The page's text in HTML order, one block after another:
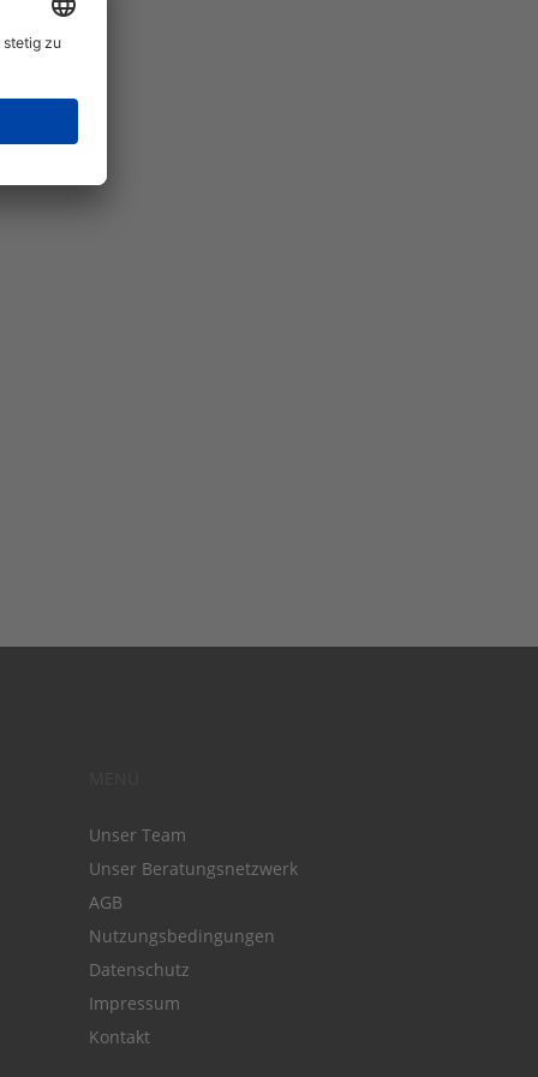
Unser Team
Unser Beratungsnetzwerk
AGB
Nutzungsbedingungen
Datenschutz
Impressum
Kontakt